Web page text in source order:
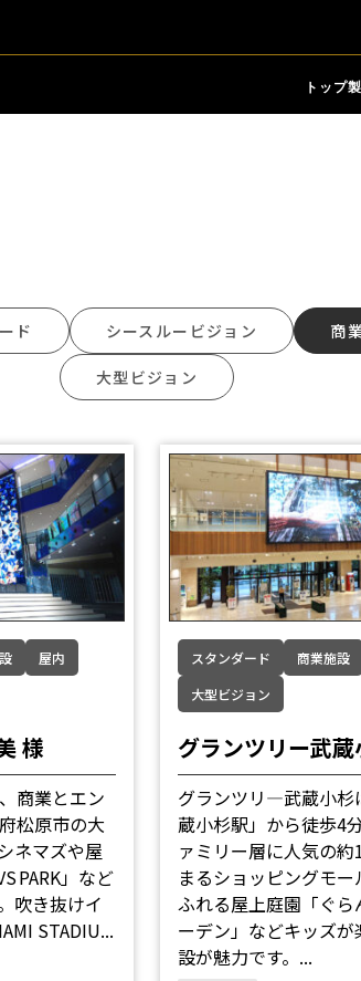
トップ
ド シースルービジョン 商
大型ビジョン
屋内
様
商業とエン
松原市の大
ネマズや屋
PARK」など
吹き抜けイ
STADIU...
スタンダード 商業施設
大型ビジョン
グランツリー武蔵
グランツリ―武蔵小杉
蔵小杉駅」から徒歩4
ァミリー層に人気の約
まるショッピングモー
ふれる屋上庭園「ぐら
ーデン」などキッズ
設が魅力です。...